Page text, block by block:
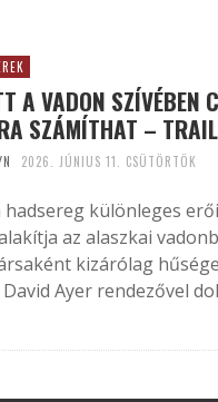
A VADON SZÍVÉBEN
SZÁMÍTHAT –
2026. JÚNIUS 11. CSÜTÖRTÖK
hadsereg különleges
az alaszkai
kizárólag
Ayer rendezővel